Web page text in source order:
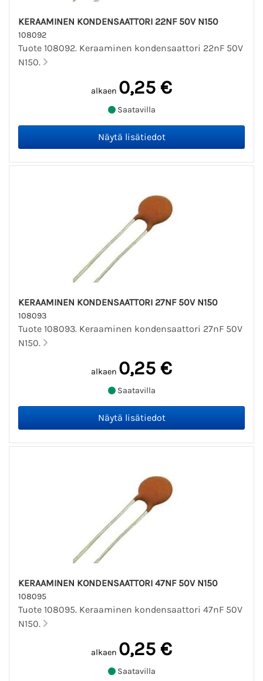
KERAAMINEN KONDENSAATTORI 22NF 50V N150
108092
Tuote 108092. Keraaminen kondensaattori 22nF 50V
N150.
alkaen 0,25 €
Saatavilla
KERAAMINEN KONDENSAATTORI 27NF 50V N150
108093
Tuote 108093. Keraaminen kondensaattori 27nF 50V
N150.
alkaen 0,25 €
Saatavilla
KERAAMINEN KONDENSAATTORI 47NF 50V N150
108095
Tuote 108095. Keraaminen kondensaattori 47nF 50V
N150.
alkaen 0,25 €
Saatavilla